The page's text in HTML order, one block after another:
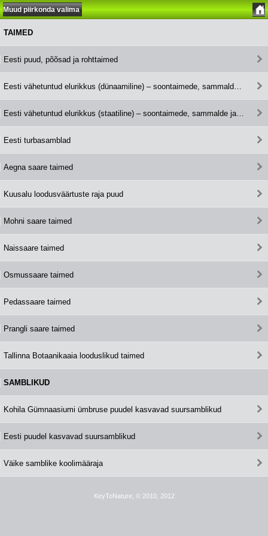
Muud piirkonda valima
TAIMED
Eesti puud, põõsad ja rohttaimed
Eesti vähetuntud elurikkus (dünaamiline) – soontaimede, sammalde ja samblike kaitsealused, ohustatud ja tunnusliigid
Eesti vähetuntud elurikkus (staatiline) – soontaimede, sammalde ja samblike kaitsealused, ohustatud ja tunnusliigid
Eesti turbasamblad
Aegna saare taimed
Kuusalu loodusväärtuste raja puud
Mohni saare taimed
Naissaare taimed
Osmussaare taimed
Pedassaare taimed
Prangli saare taimed
Tallinna Botaanikaaia looduslikud taimed
SAMBLIKUD
Kohila Gümnaasiumi ümbruse puudel kasvavad suursamblikud
Eesti puudel kasvavad suursamblikud
Väike samblike koolimääraja
KeyToNature, © 2010, 2012